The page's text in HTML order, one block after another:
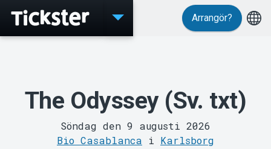
Arrangör?
The Odyssey (Sv. txt)
Söndag den 9 augusti 2026
Bio Casablanca i Karlsborg